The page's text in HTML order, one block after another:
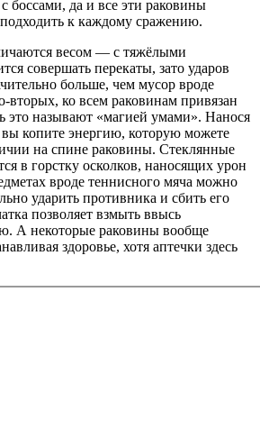
боссами, да и все эти раковины
к каждому сражению.
весом — с тяжёлыми
совершать перекаты, зато ударов
больше, чем мусор вроде
ко всем раковинам привязан
это называют «магией умами». Нанося
копите энергию, которую можете
на спине раковины. Стеклянные
в горстку осколков, наносящих урон
вроде теннисного мяча можно
ударить противника и сбить его
позволяет взмыть ввысь
А некоторые раковины вообще
здоровье, хотя аптечки здесь